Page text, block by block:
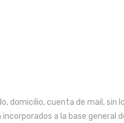
domicilio, cuenta de mail, sin
a la base general